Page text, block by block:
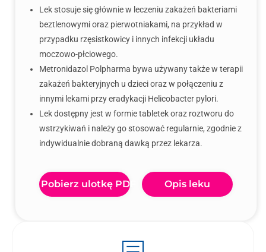
Lek stosuje się głównie w leczeniu zakażeń bakteriami
beztlenowymi oraz pierwotniakami, na przykład w
przypadku rzęsistkowicy i innych infekcji układu
moczowo-płciowego.
Metronidazol Polpharma bywa używany także w terapii
zakażeń bakteryjnych u dzieci oraz w połączeniu z
innymi lekami przy eradykacji Helicobacter pylori.
Lek dostępny jest w formie tabletek oraz roztworu do
wstrzykiwań i należy go stosować regularnie, zgodnie z
indywidualnie dobraną dawką przez lekarza.
Pobierz ulotkę PDF Opis leku